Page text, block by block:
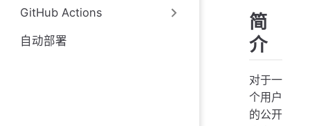
GitHub Actions
自动部署
简
介
对于一
个用户
的公开